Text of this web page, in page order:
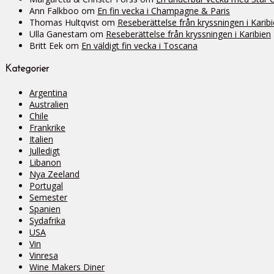
Ann Falkboo om En fin vecka i Champagne & Paris
Thomas Hultqvist om Reseberättelse från kryssningen i
Ulla Ganestam om Reseberättelse från kryssningen i Karibien
Britt Eek om En väldigt fin vecka i Toscana
Kategorier
Argentina
Australien
Chile
Frankrike
Italien
Julledigt
Libanon
Nya Zeeland
Portugal
Semester
Spanien
Sydafrika
USA
Vin
Vinresa
Wine Makers Diner